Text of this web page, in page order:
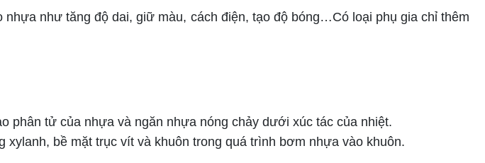
như tăng độ dai, giữ màu, cách điện, tạo độ bóng…Có loại phụ gia chỉ thêm
phân tử của nhựa và ngăn nhựa nóng chảy dưới xúc tác của nhiệt.
bề mặt trục vít và khuôn trong quá trình bơm nhựa vào khuôn.